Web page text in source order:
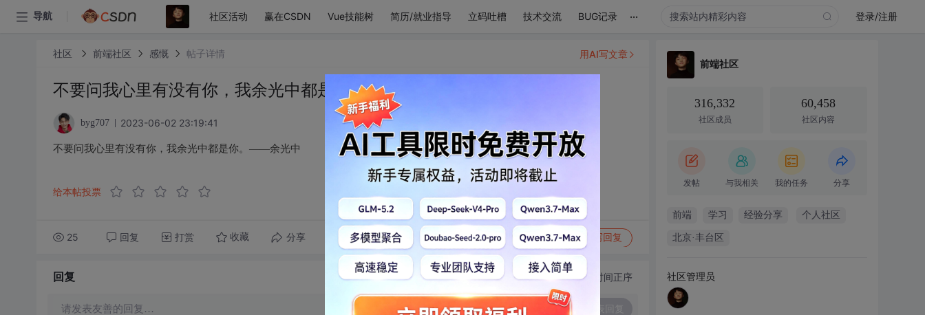
导航 社区活动 赢在CSDN Vue技能树 简历/就业指导 立码吐槽 技术交流 BUG记录 ... 登录/注册
社区 前端社区 感慨 帖子详情
不要问我心里有没有你，我余光中都是你。——余光中
byg707 2023-06-02 23:19:41
不要问我心里有没有你，我余光中都是你。——余光中
给本帖投票
25 回复 打赏 收藏 分享 转发到动态 举报 写回复
用AI写文章
回复 切换为时间正序
请发表友善的回复…
前端社区
316,332
社区成员
60,458
社区内容
发帖 与我相关 我的任务 分享
前端 学习 经验分享 个人社区
北京·丰台区
社区管理员